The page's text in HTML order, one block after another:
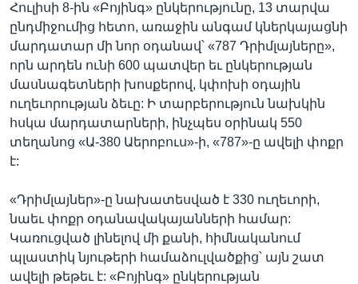
IN ENGLISH
ՄԵՐ ՄԱՍԻՆ
«ԱՄԵՐԻԿԱՅԻ ՁԱՅՆ»-Ի ԿԱՆՈՆԱԴՐՈՒԹՅՈՒՆ
ԿԱՊ ՄԵԶ ՀԵՏ
ՈՒԿՐԱԻՆԱԿԱՆ ՊԱՏԵՐԱԶՄ
Learning English
ՀԵՏԵՒԵՔ ՄԵԶ
Հուլիսի 8-ին «Բոյինգ» ընկերությունը, 13 տարվա
ընդմիջումից հետո, առաջին անգամ կներկայացնի
մարդատար մի նոր օդանավ՝ «787 Դրիմլայները»,
որն արդեն ունի 600 պատվեր եւ ընկերության
մասնագետների խոսքերով, կփոխի օդային
ուղեւորության ձեւը: Ի տարբերություն նախկին
հսկա մարդատարների, ինչպես օրինակ 550
տեղանոց «Ա-380 Աերոբուս»-ի, «787»-ը ավելի փոքր
է:
«Դրիմլայներ»-ը նախատեսված է 330 ուղեւորի,
նաեւ փոքր օդանավակայանների համար:
Կառուցված լինելով մի քանի, հիմնականում
պլաստիկ նյութերի համաձուլվածքից՝ այն շատ
ավելի թեթեւ է: «Բոյինգ» ընկերության